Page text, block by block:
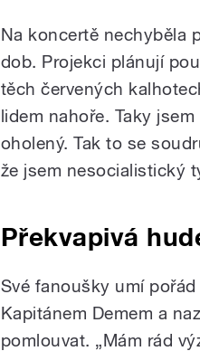
Na koncertě nechyběla
dob. Projekci plánují
těch červených
lidem nahoře. Taky
oholený. Tak to se
že jsem nesocialistický
Překvapivá
Své fanoušky umí
Kapitánem Demem a
pomlouvat. „Mám rád